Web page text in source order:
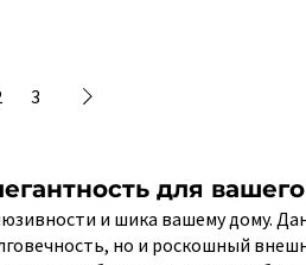
3
для
и шика вашему дому.
но и роскошный